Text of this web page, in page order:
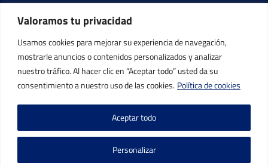
Valoramos tu privacidad
Usamos cookies para mejorar su experiencia de navegación,
mostrarle anuncios o contenidos personalizados y analizar
nuestro tráfico. Al hacer clic en “Aceptar todo” usted da su
consentimiento a nuestro uso de las cookies. Política de cookies
Personalizar
Aceptar todo
Términos y condiciones
Mi cuenta
Contacto